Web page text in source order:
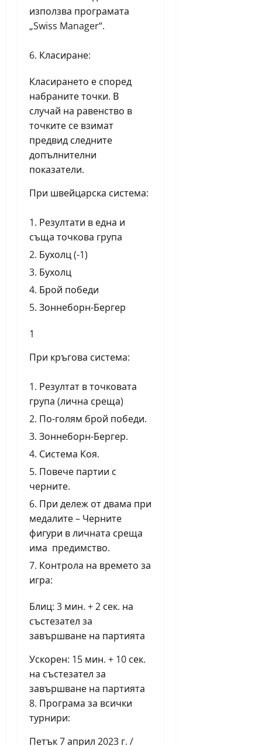
използва програмата
„Swiss Manager“.
Класиране:
Класирането е според
набраните точки. В
случай на равенство в
точките се взимат
предвид следните
допълнителни
показатели.
При швейцарска система:
Резултати в една и
съща точкова група
Бухолц (-1)
Бухолц
Брой победи
Зоннеборн-Бергер
1
При кръгова система:
Резултат в точковата
група (лична среща)
По-голям брой победи.
Зоннеборн-Бергер.
Система Коя.
Повече партии с
черните.
При дележ от двама при
медалите – Черните
фигури в личната среща
има предимство.
Контрола на времето за
игра:
Блиц: 3 мин. + 2 сек. на
състезател за
завършване на партията
Ускорен: 15 мин. + 10 сек.
на състезател за
завършване на партията
8. Програма за всички
турнири:
Петък 7 април 2023 г. /